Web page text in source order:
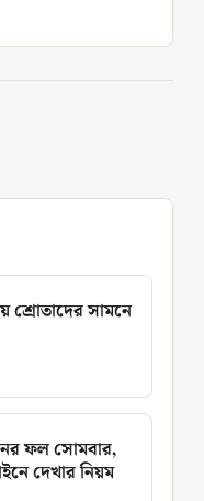
শ্রোতাদের সামনে
ফল সোমবার,
দেখার নিয়ম